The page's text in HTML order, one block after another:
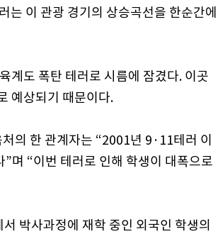
는 이 관광 경기의 상승곡선을 한순간에
계도 폭탄 테러로 시름에 잠겼다. 이곳
예상되기 때문이다.
의 한 관계자는 “2001년 9·11테러 이
며 “이번 테러로 인해 학생이 대폭으로
박사과정에 재학 중인 외국인 학생의